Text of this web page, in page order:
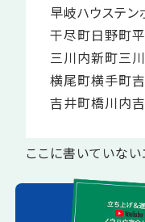
早岐ハウステン
干尽町日野町
三川内新町三
横尾町横手町
吉井町橋川内
ここに書いていな